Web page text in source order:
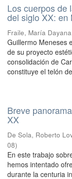
Los cuerpos de
del siglo XX: en
Fraile, María Dayana
Guillermo Meneses
de su proyecto
consolidación de
constituye el telón
Breve
XX
De Sola, Roberto
08)
En este trabajo
hemos intentado
durante la centuria